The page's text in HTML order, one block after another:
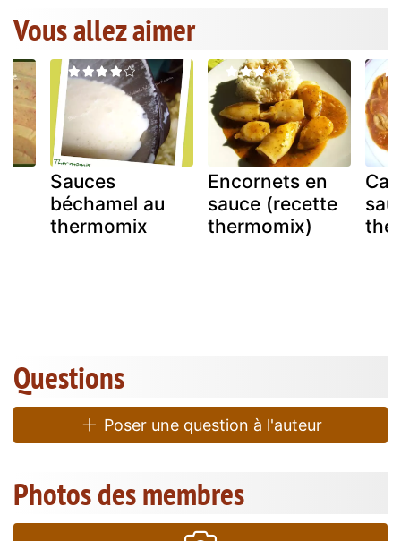
Vous allez aimer
Sauces
béchamel au
thermomix
Encornets en
sauce (recette
thermomix)
Questions
Poser une question à l'auteur
Photos des membres